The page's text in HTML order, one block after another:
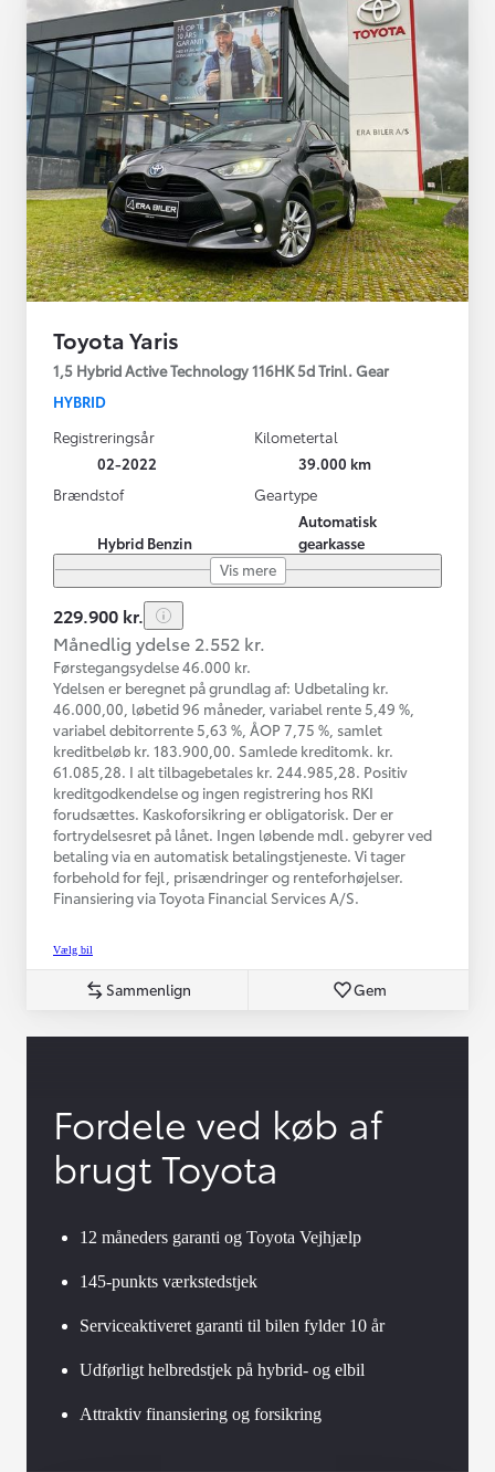
Toyota Yaris
1,5 Hybrid Active Technology 116HK 5d Trinl. Gear
HYBRID
Registreringsår
02-2022
Kilometertal
39.000 km
Brændstof
Hybrid Benzin
Geartype
Automatisk
gearkasse
Vis mere
229.900 kr.
Månedlig ydelse 2.552 kr.
Førstegangsydelse 46.000 kr.
Ydelsen er beregnet på grundlag af: Udbetaling kr.
46.000,00, løbetid 96 måneder, variabel rente 5,49 %,
variabel debitorrente 5,63 %, ÅOP 7,75 %, samlet
kreditbeløb kr. 183.900,00. Samlede kreditomk. kr.
61.085,28. I alt tilbagebetales kr. 244.985,28. Positiv
kreditgodkendelse og ingen registrering hos RKI
forudsættes. Kaskoforsikring er obligatorisk. Der er
fortrydelsesret på lånet. Ingen løbende mdl. gebyrer ved
betaling via en automatisk betalingstjeneste. Vi tager
forbehold for fejl, prisændringer og renteforhøjelser.
Finansiering via Toyota Financial Services A/S.
Vælg bil
Sammenlign Gem
Fordele ved køb af
brugt Toyota
12 måneders garanti og Toyota Vejhjælp
145-punkts værkstedstjek
Serviceaktiveret garanti til bilen fylder 10 år
Udførligt helbredstjek på hybrid- og elbil
Attraktiv finansiering og forsikring